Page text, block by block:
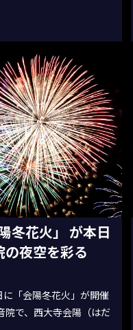
冬花火」 が本日
の夜空を彩る
「会陽冬花火」が開催
院で、西大寺会陽（はだ